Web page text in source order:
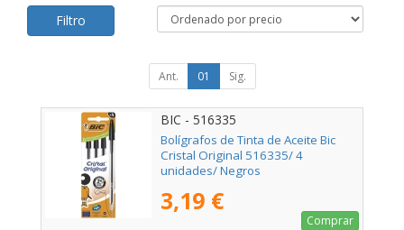
Filtro
Ant. 01 Sig.
BIC - 516335
Bolígrafos de Tinta de Aceite Bic
Cristal Original 516335/ 4
unidades/ Negros
3,19 €
Comprar